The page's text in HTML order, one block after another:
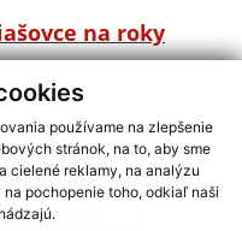
používame na zlepšenie
stránok, na to, aby sme
cielené reklamy, na analýzu
pochopenie toho, odkiaľ naši
na roky